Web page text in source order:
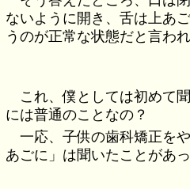
ないように開き、舌は上あ
うのが正常な状態だと言われ
これ、僕としては初めて
には普通のことなの？
一応、子供の歯科矯正を
あごに」は聞いたことがあっ